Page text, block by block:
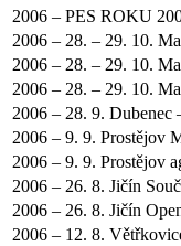
2006 – PES ROKU
2006 – 28. – 29. 10.
2006 – 28. – 29. 10.
2006 – 28. – 29. 10.
2006 – 28. 9. Dubenec
2006 – 9. 9. Prostějov
2006 – 9. 9. Prostějov
2006 – 26. 8. Jičín
2006 – 26. 8. Jičín
2006 – 12. 8.